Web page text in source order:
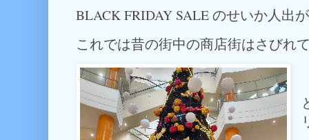
BLACK FRIDAY SALE のせいか人出
これでは昔の街中の商店街はさびれ